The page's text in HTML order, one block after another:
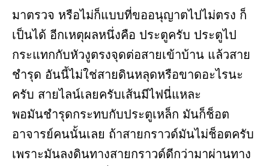
มาตรวจ หรือไม่ก็แบบที่ขออนุญาตไปไม่ตรง ก็
เป็นได้ อีกเหตุผลหนึ่งคือ ประตูครับ ประตูไป
กระแทกกับหัวงูตรงจุดต่อสายเข้าบ้าน แล้วสาย
ชำรุด อันนี้ไม่ใช่สายดินหลุดหรือขาดอะไรนะ
ครับ สายไลน์เลยครับเส้นมีไฟนี่แหละ
พอมันชำรุดกระทบกับประตูเหล็ก มันก็ช็อต
อาจารย์คนนั้นเลย ถ้าสายกราวด์มันไม่ช็อตครับ
เพราะมันลงดินทางสายกราวด์ดีกว่ามาผ่านทาง